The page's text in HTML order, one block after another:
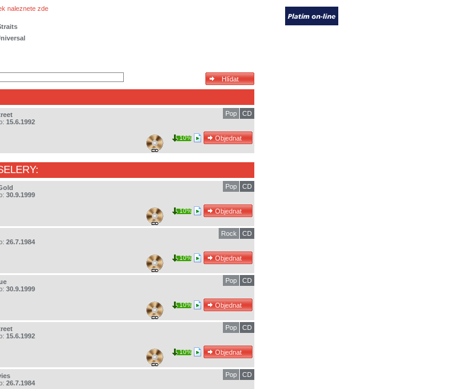
naleznete zde
15.6.1992
CD
Pop
10%
30.9.1999
CD
Pop
10%
26.7.1984
CD
Rock
10%
30.9.1999
CD
Pop
10%
15.6.1992
CD
Pop
10%
26.7.1984
CD
Pop